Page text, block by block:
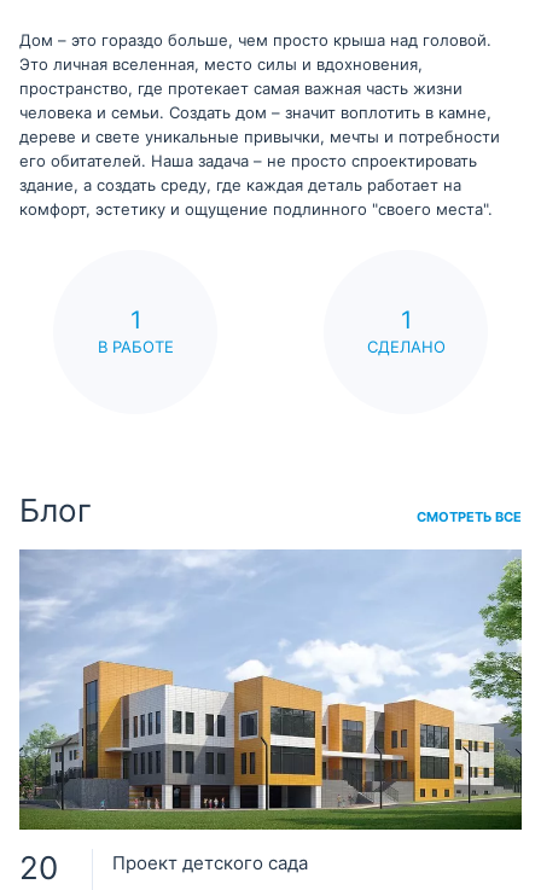
Дом – это гораздо больше, чем просто крыша над головой.
Это личная вселенная, место силы и вдохновения,
пространство, где протекает самая важная часть жизни
человека и семьи. Создать дом – значит воплотить в камне,
дереве и свете уникальные привычки, мечты и потребности
его обитателей. Наша задача – не просто спроектировать
здание, а создать среду, где каждая деталь работает на
комфорт, эстетику и ощущение подлинного "своего места".
1
В РАБОТЕ
1
СДЕЛАНО
Блог СМОТРЕТЬ ВСЕ
20 Проект детского сада